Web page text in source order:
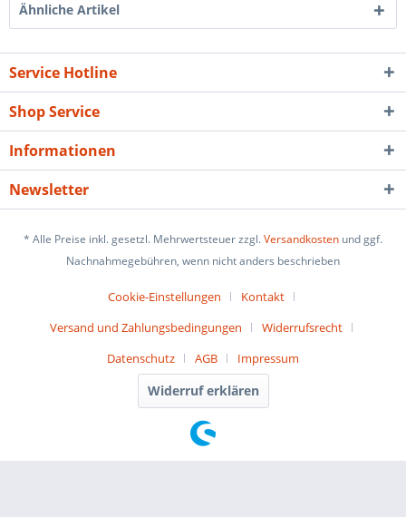
Ähnliche Artikel
Service Hotline
Shop Service
Informationen
Newsletter
* Alle Preise inkl. gesetzl. Mehrwertsteuer zzgl.Versandkosten und ggf.
Nachnahmegebühren, wenn nicht anders beschrieben
Cookie-Einstellungen
Kontakt
Versand und Zahlungsbedingungen
Widerrufsrecht
Datenschutz
AGB Impressum
Widerruf erklären